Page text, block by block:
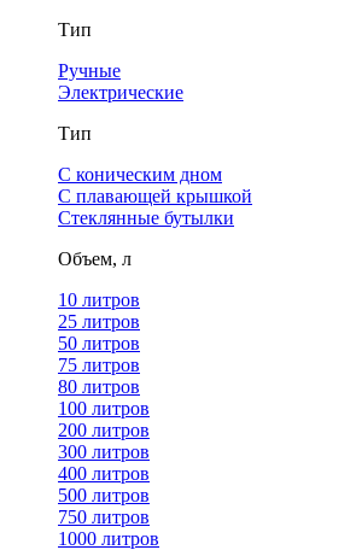
Тип
Ручные
Электрические
Тип
С коническим дном
С плавающей крышкой
Стеклянные бутылки
Объем, л
10 литров
25 литров
50 литров
75 литров
80 литров
100 литров
200 литров
300 литров
400 литров
500 литров
750 литров
1000 литров